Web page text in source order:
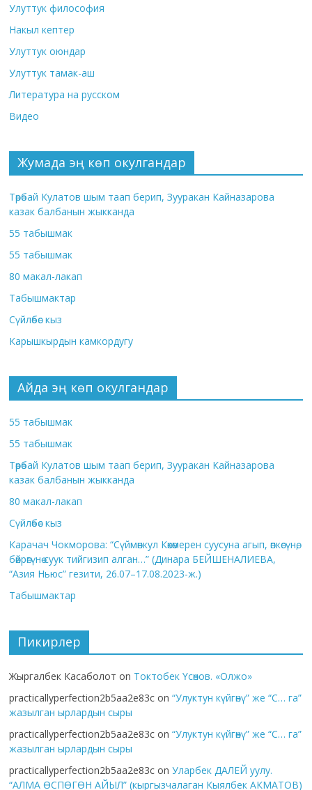
Улуттук философия
Накыл кептер
Улуттук оюндар
Улуттук тамак-аш
Литература на русском
Видео
Жумада эң көп окулгандар
Төрөбай Кулатов шым таап берип, Зууракан Кайназарова
казак балбанын жыкканда
55 табышмак
55 табышмак
80 макал-лакап
Табышмактар
Сүйлөбөс кыз
Карышкырдын камкордугу
Айда эң көп окулгандар
55 табышмак
55 табышмак
Төрөбай Кулатов шым таап берип, Зууракан Кайназарова
казак балбанын жыкканда
80 макал-лакап
Сүйлөбөс кыз
Карачач Чокморова: “Сүймөнкул Көкөмерен суусуна агып, өпкөсүнө,
бөйрөгүнө суук тийгизип алган…” (Динара БЕЙШЕНАЛИЕВА,
“Азия Ньюс” гезити, 26.07–17.08.2023-ж.)
Табышмактар
Пикирлер
Жыргалбек Касаболот on Токтобек Үсөнов. «Олжо»
practicallyperfection2b5aa2e83c on“Улуктун күйгөнү” же “С… га”
жазылган ырлардын сыры
practicallyperfection2b5aa2e83c on“Улуктун күйгөнү” же “С… га”
жазылган ырлардын сыры
practicallyperfection2b5aa2e83c onУларбек ДАЛЕЙ уулу.
“АЛМА ӨСПӨГӨН АЙЫЛ” (кыргызчалаган Кыялбек АКМАТОВ)